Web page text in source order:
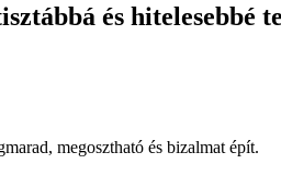
és hitelesebbé
megosztható és bizalmat épít.